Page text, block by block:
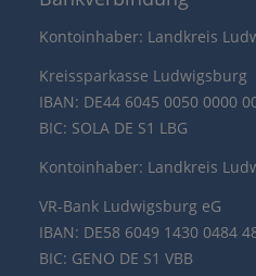
Kontoinhaber: Landkreis
Kreissparkasse Ludwigsburg
IBAN: DE44 6045 0050 0000
BIC: SOLA DE S1 LBG
Kontoinhaber: Landkreis
VR-Bank Ludwigsburg eG
IBAN: DE58 6049 1430 0484
BIC: GENO DE S1 VBB